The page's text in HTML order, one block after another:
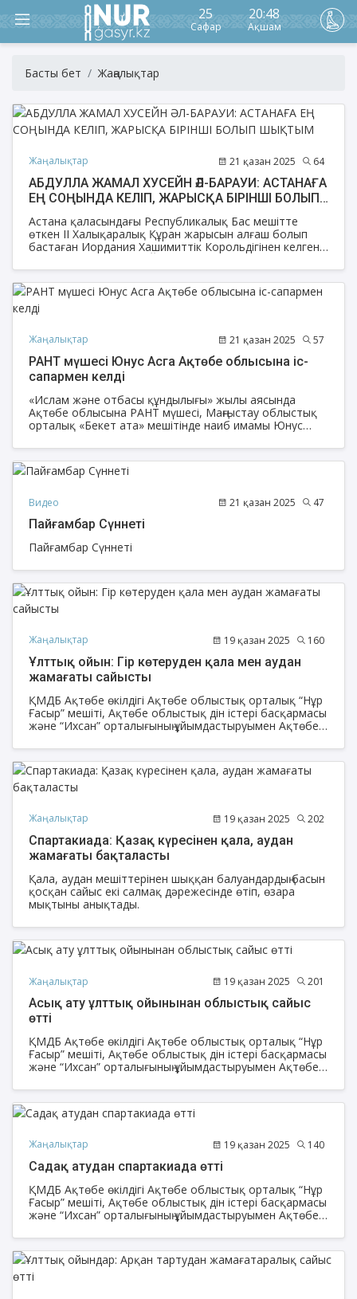
25
Сафар
20:48
Ақшам
Басты бет Жаңалықтар
Жаңалықтар 21 қазан 2025 64
АБДУЛЛА ЖАМАЛ ХУСЕЙН ӘЛ-БАРАУИ: АСТАНАҒА
ЕҢ СОҢЫНДА КЕЛІП, ЖАРЫСҚА БІРІНШІ БОЛЫП
Астана қаласындағы Республикалық Бас мешітте
өткен ІІ Халықаралық Құран жарысын алғаш болып
бастаған Иордания Хашимиттік Корольдігінен келген
жайлы әсерлі пікірімен бөлісті.
Жаңалықтар 21 қазан 2025 57
РАНТ мүшесі Юнус Асга Ақтөбе облысына іс-
сапармен келді
«Ислам және отбасы құндылығы» жылы аясында
Ақтөбе облысына РАНТ мүшесі, Маңғыстау облыстық
орталық «Бекет ата» мешітінде наиб имамы Юнус
Видео 21 қазан 2025 47
Пайғамбар Сүннеті
Пайғамбар Сүннеті
Жаңалықтар 19 қазан 2025 160
Ұлттық ойын: Гір көтеруден қала мен аудан
жамағаты сайысты
ҚМДБ Ақтөбе өкілдігі Ақтөбе облыстық орталық “Нұр
Ғасыр” мешіті, Ақтөбе облыстық дін істері басқармасы
және “Ихсан” орталығының ұйымдастыруымен Ақтөбе
мешіттері жамағаты арасында қазақ ұлттық
ойындарынан спартакиада сайысы өтті. Атап айтсақ,
садақ ату, қазақ күресі, арқан тарту, асық ату, гір
көтеру ойындарынан жаммағат өзара сайысты.
Жаңалықтар 19 қазан 2025 202
Спартакиада: Қазақ күресінен қала, аудан
жамағаты бақталасты
Қала, аудан мешіттерінен шыққан балуандардың басын
қосқан сайыс екі салмақ дәрежесінде өтіп, өзара
мықтыны анықтады.
Жаңалықтар 19 қазан 2025 201
Асық ату ұлттық ойынынан облыстық сайыс
өтті
ҚМДБ Ақтөбе өкілдігі Ақтөбе облыстық орталық “Нұр
Ғасыр” мешіті, Ақтөбе облыстық дін істері басқармасы
және “Ихсан” орталығының ұйымдастыруымен Ақтөбе
мешіттері жамағаты арасында қазақ ұлттық
ойындарынан спартакиада сайысы өтті.
Жаңалықтар 19 қазан 2025 140
Садақ атудан спартакиада өтті
ҚМДБ Ақтөбе өкілдігі Ақтөбе облыстық орталық “Нұр
Ғасыр” мешіті, Ақтөбе облыстық дін істері басқармасы
және “Ихсан” орталығының ұйымдастыруымен Ақтөбе
мешіттері жамағаты арасында қазақ ұлттық
ойындарынан спартакиада сайысы өтті.